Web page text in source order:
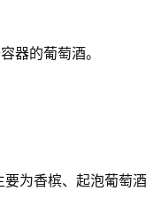
器的葡萄酒。
要为香槟、起泡葡萄